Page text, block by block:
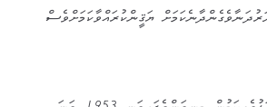
ޔަޤީންކުރައްވާކަމަށްވެސް